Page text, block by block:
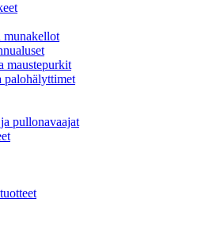
munakellot
maustepurkit
palohälyttimet
pullonavaajat